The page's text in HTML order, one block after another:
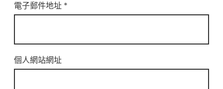
電子郵件地址 *
個人網站網址